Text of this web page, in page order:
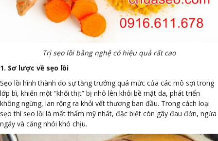
Trị sẹo lồi bằng nghệ có hiệu quả rất cao
1. Sơ lược về sẹo lồi
Sẹo lồi hình thành do sự tăng trưởng quá mức của các mô sợi trong
lớp bì, khiến một “khối thịt” bị nhô lên khỏi bề mặt da, phát triển
không ngừng, lan rộng ra khỏi vết thương ban đầu. Trong cách loại
sẹo thì sẹo lồi là mất thẩm mỹ nhất, đặc biệt còn gây đau đớn, ngứa
ngáy và căng nhói khó chịu.